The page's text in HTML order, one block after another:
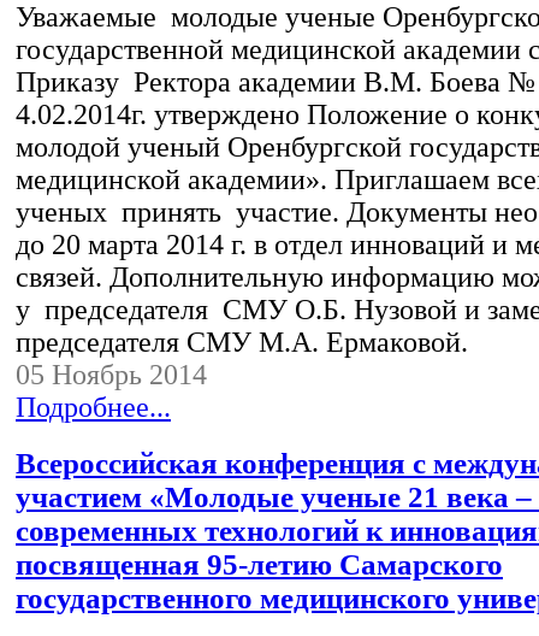
Уважаемые молодые ученые
государственной медицинской академии
Приказу Ректора академии В.М. Боева №
4.02.2014г. утверждено Положение о
молодой ученый Оренбургской
медицинской академии». Приглашаем
ученых принять участие. Документы
до 20 марта 2014 г. в отдел инноваций и
связей. Дополнительную информацию
у председателя СМУ О.Б. Нузовой и
председателя СМУ М.А. Ермаковой.
05 Ноябрь 2014
Подробнее...
Всероссийская конференция с
участием «Молодые ученые 21 века –
современных технологий к
посвященная 95-летию Самарского
государственного медицинского